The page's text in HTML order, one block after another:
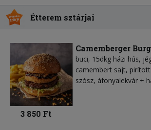
Étterem sztárjai
Camemberger
buci, 15dkg házi hús,
camembert sajt,
szósz, áfonyalekvár +
3 850 Ft